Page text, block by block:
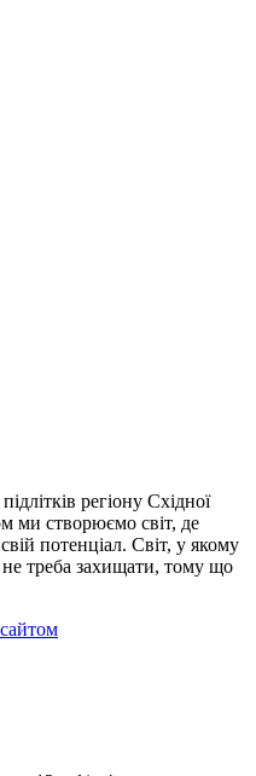
регіону Східної
ми створюємо світ, де
потенціал. Світ, у якому
не треба захищати, тому що